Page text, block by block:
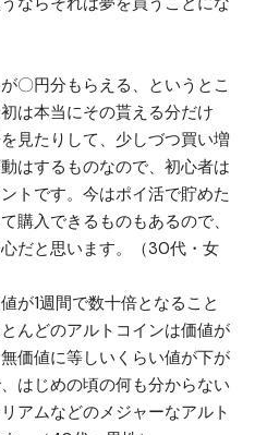
〇円分もらえる、というとこ
は本当にその貰える分だけ
見たりして、少しづつ買い増
はするものなので、初心者は
トです。今はポイ活で貯めた
購入できるものもあるので、
だと思います。（30代・女
が1週間で数十倍となること
んどのアルトコインは価値が
価値に等しいくらい値が下が
はじめの頃の何も分からない
アムなどのメジャーなアルト